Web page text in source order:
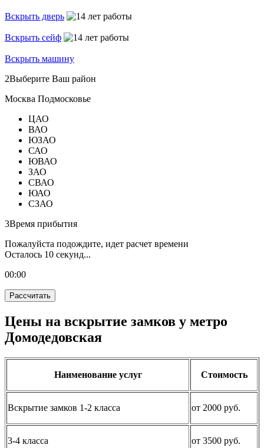
Вскрыть дверь
Вскрыть сейф
Вскрыть машину
2Выберите Ваш район
Москва Подмосковье
ЦАО
ВАО
ЮЗАО
САО
ЮВАО
ЗАО
СВАО
ЮАО
СЗАО
3Время прибытия
Пожалуйста подождите, идет расчет времени
Осталось 10 секунд...
00:00
Рассчитать
Цены на вскрытие замков у метро
Домодедовская
Наименование услуг Стоимость
Вскрытие замков 1-2 класса от 2000 руб.
3-4 класса от 3500 руб.